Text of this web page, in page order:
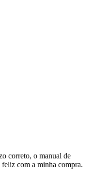
correto, o manual de
com a minha compra.